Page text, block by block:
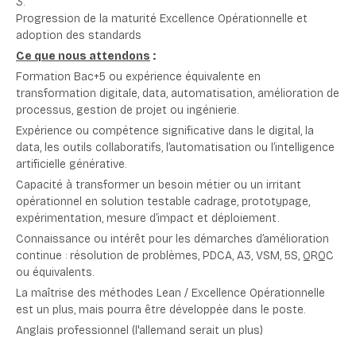
Progression de la maturité Excellence Opérationnelle et
adoption des standards
Ce que nous attendons :
Formation Bac+5 ou expérience équivalente en
transformation digitale, data, automatisation, amélioration de
processus, gestion de projet ou ingénierie.
Expérience ou compétence significative dans le digital, la
data, les outils collaboratifs, l’automatisation ou l’intelligence
artificielle générative.
Capacité à transformer un besoin métier ou un irritant
opérationnel en solution testable cadrage, prototypage,
expérimentation, mesure d’impact et déploiement.
Connaissance ou intérêt pour les démarches d’amélioration
continue : résolution de problèmes, PDCA, A3, VSM, 5S, QRQC
ou équivalents.
La maîtrise des méthodes Lean / Excellence Opérationnelle
est un plus, mais pourra être développée dans le poste.
Anglais professionnel (l'allemand serait un plus)